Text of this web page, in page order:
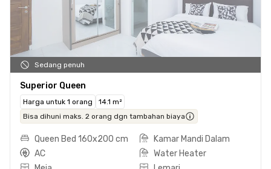
Sedang penuh
Superior Queen
Harga untuk 1 orang
14.1 m²
Bisa dihuni maks. 2 orang dgn tambahan biaya
Queen Bed 160x200 cm
Kamar Mandi Dalam
AC
Water Heater